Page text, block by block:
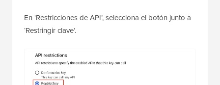
En ‘Restricciones de API’, selecciona el botón junto a
‘Restringir clave’.